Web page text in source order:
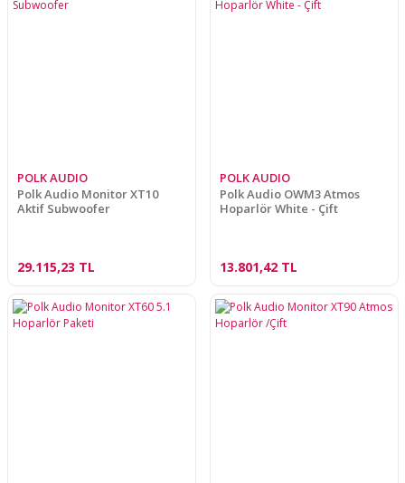
POLK AUDIO
Polk Audio Monitor XT10
Aktif Subwoofer
29.115,23 TL
POLK AUDIO
Polk Audio OWM3 Atmos
Hoparlör White - Çift
13.801,42 TL